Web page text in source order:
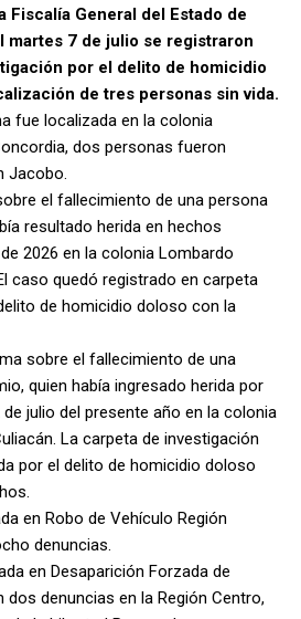
Fiscalía General del Estado de
martes 7 de julio se registraron
por el delito de homicidio
de tres personas sin vida.
fue localizada en la colonia
dos personas fueron
Jacobo.
el fallecimiento de una persona
resultado herida en hechos
2026 en la colonia Lombardo
caso quedó registrado en carpeta
de homicidio doloso con la
sobre el fallecimiento de una
quien había ingresado herida por
julio del presente año en la colonia
La carpeta de investigación
por el delito de homicidio doloso
en Robo de Vehículo Región
denuncias.
en Desaparición Forzada de
denuncias en la Región Centro,